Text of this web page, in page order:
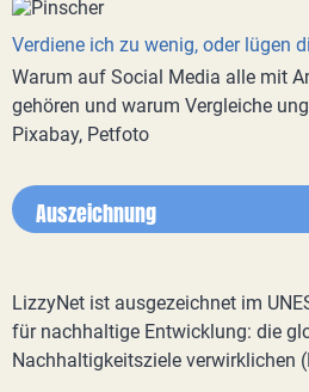
Verdiene ich zu wenig, oder lügen
Warum auf Social Media alle mit
gehören und warum Vergleiche
Pixabay, Petfoto
Auszeichnung
LizzyNet ist ausgezeichnet im
für nachhaltige Entwicklung: die
Nachhaltigkeitsziele verwirklichen